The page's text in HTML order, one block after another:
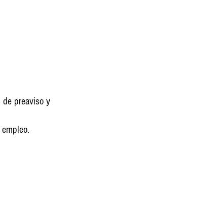
de preaviso y